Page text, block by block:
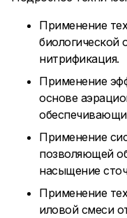
Применение
биологической
нитрификация.
Применение
основе
Применение
позволяющей
насыщение
Применение
иловой смеси